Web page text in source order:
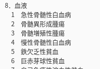
8．血液
1 急性骨髄性白血病
2 骨髄異形成腫瘍
3 骨髄増殖性腫瘍
4 慢性骨髄性白血病
5 鉄欠乏性貧血
6 巨赤芽球性貧血